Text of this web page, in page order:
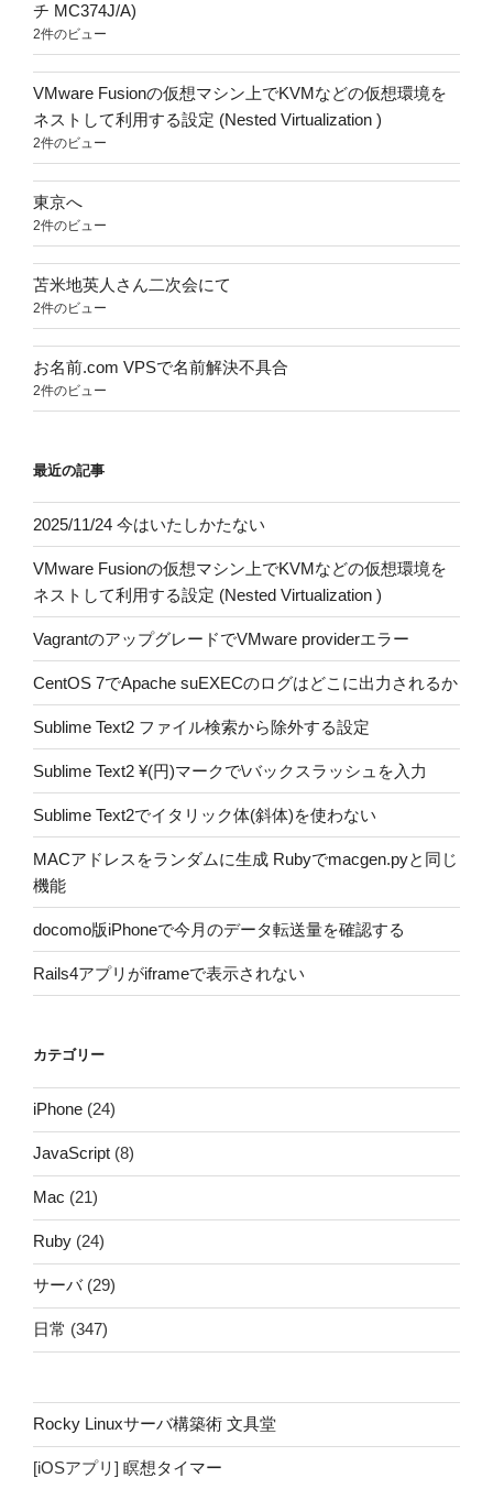
チ MC374J/A)
2件のビュー
VMware Fusionの仮想マシン上でKVMなどの仮想環境を
ネストして利用する設定 (Nested Virtualization )
2件のビュー
東京へ
2件のビュー
苫米地英人さん二次会にて
2件のビュー
お名前.com VPSで名前解決不具合
2件のビュー
最近の記事
2025/11/24 今はいたしかたない
VMware Fusionの仮想マシン上でKVMなどの仮想環境を
ネストして利用する設定 (Nested Virtualization )
VagrantのアップグレードでVMware providerエラー
CentOS 7でApache suEXECのログはどこに出力されるか
Sublime Text2 ファイル検索から除外する設定
Sublime Text2 ¥(円)マークで\バックスラッシュを入力
Sublime Text2でイタリック体(斜体)を使わない
MACアドレスをランダムに生成 Rubyでmacgen.pyと同じ
機能
docomo版iPhoneで今月のデータ転送量を確認する
Rails4アプリがiframeで表示されない
カテゴリー
iPhone (24)
JavaScript (8)
Mac (21)
Ruby (24)
サーバ(29)
日常 (347)
Rocky Linuxサーバ構築術 文具堂
[iOSアプリ] 瞑想タイマー